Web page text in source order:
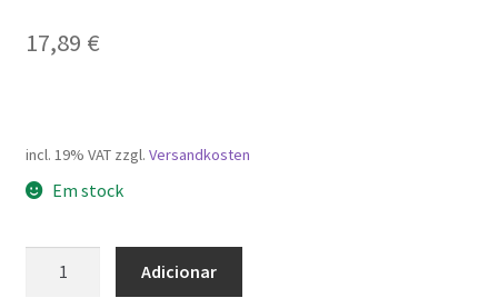
17,89 €
incl. 19% VAT zzgl. Versandkosten
Em stock
Adicionar